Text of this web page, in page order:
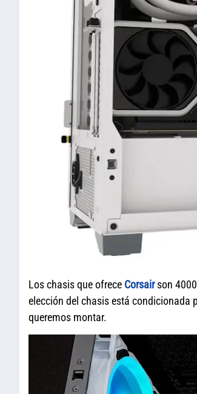
Los chasis que ofrece Corsairson 4000
elección del chasis está condicionada
queremos montar.